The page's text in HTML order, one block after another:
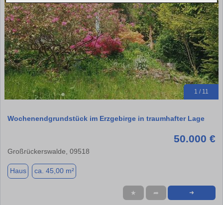
1 / 11
Wochenendgrundstück im Erzgebirge in traumhafter Lage
50.000 €
Großrückerswalde, 09518
Haus ca. 45,00 m²
★ ➦ ➜